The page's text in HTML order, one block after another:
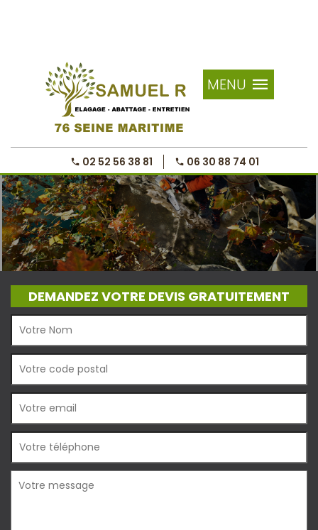
MENU
02 52 56 38 81 06 30 88 74 01
DEMANDEZ VOTRE DEVIS GRATUITEMENT